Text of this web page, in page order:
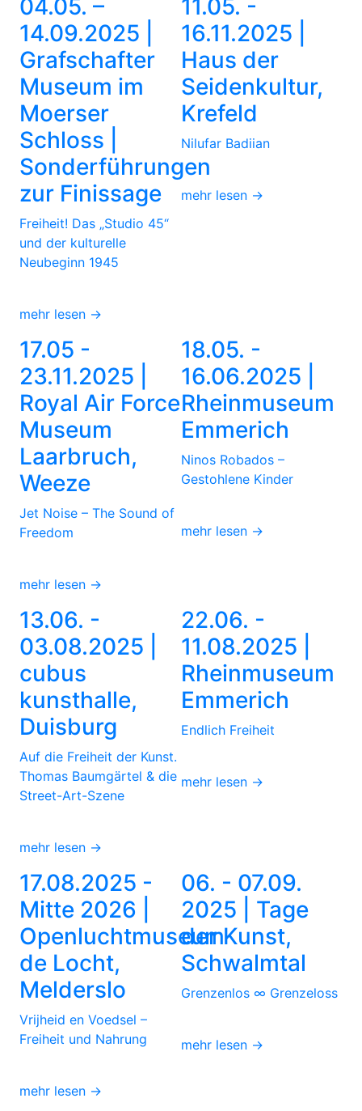
04.05. –
14.09.2025 |
Grafschafter
Museum im
Moerser
Schloss |
Sonderführungen
zur Finissage
Freiheit! Das „Studio 45“
und der kulturelle
Neubeginn 1945
mehr lesen →
11.05. -
16.11.2025 |
Haus der
Seidenkultur,
Krefeld
Nilufar Badiian
mehr lesen →
17.05 -
23.11.2025 |
Royal Air Force
Museum
Laarbruch,
Weeze
Jet Noise – The Sound of
Freedom
mehr lesen →
18.05. -
16.06.2025 |
Rheinmuseum
Emmerich
Ninos Robados –
Gestohlene Kinder
mehr lesen →
13.06. -
03.08.2025 |
cubus
kunsthalle,
Duisburg
Auf die Freiheit der Kunst.
Thomas Baumgärtel & die
Street-Art-Szene
mehr lesen →
22.06. -
11.08.2025 |
Rheinmuseum
Emmerich
Endlich Freiheit
mehr lesen →
17.08.2025 -
Mitte 2026 |
Openluchtmuseum
de Locht,
Melderslo
Vrijheid en Voedsel –
Freiheit und Nahrung
mehr lesen →
06. - 07.09.
2025 | Tage
der Kunst,
Schwalmtal
Grenzenlos ∞ Grenzeloss
mehr lesen →